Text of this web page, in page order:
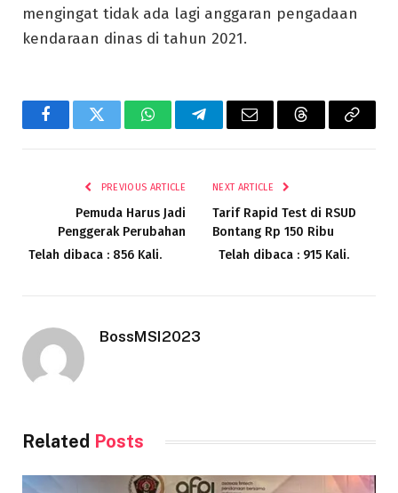
mengingat tidak ada lagi anggaran pengadaan
kendaraan dinas di tahun 2021.
FacebookTwitter WhatsAppTelegramEmail ThreadsCopy
PREVIOUS ARTICLE
Pemuda Harus Jadi
Penggerak Perubahan
Telah dibaca : 856 Kali.
NEXT ARTICLE
Tarif Rapid Test di RSUD
Bontang Rp 150 Ribu
Telah dibaca : 915 Kali.
BossMSI2023
Related Posts